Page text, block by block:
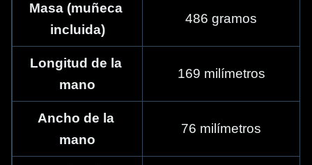
Masa (muñeca
incluida)
486 gramos
Longitud de la
mano
169 milímetros
Ancho de la
mano
76 milímetros